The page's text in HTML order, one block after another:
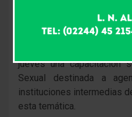
Social y Educación,
Referencia Chascomús,
jueves una capacitación
Sexual destinada a
instituciones intermedias
esta temática.